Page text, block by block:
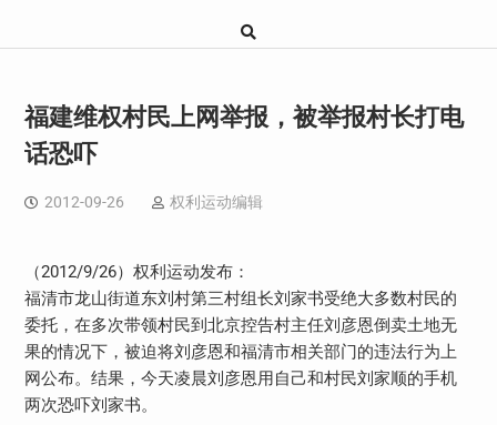
福建维权村民上网举报，被举报村长打电
话恐吓
2012-09-26 权利运动编辑
（2012/9/26）权利运动发布：
福清市龙山街道东刘村第三村组长刘家书受绝大多数村民的
委托，在多次带领村民到北京控告村主任刘彦恩倒卖土地无
果的情况下，被迫将刘彦恩和福清市相关部门的违法行为上
网公布。结果，今天凌晨刘彦恩用自己和村民刘家顺的手机
两次恐吓刘家书。